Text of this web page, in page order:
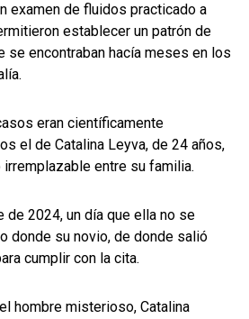
examen de fluidos practicado a
establecer un patrón de
se encontraban hacía meses en los
eran científicamente
el de Catalina Leyva, de 24 años,
entre su familia.
de 2024, un día que ella no se
donde su novio, de donde salió
cumplir con la cita.
hombre misterioso, Catalina